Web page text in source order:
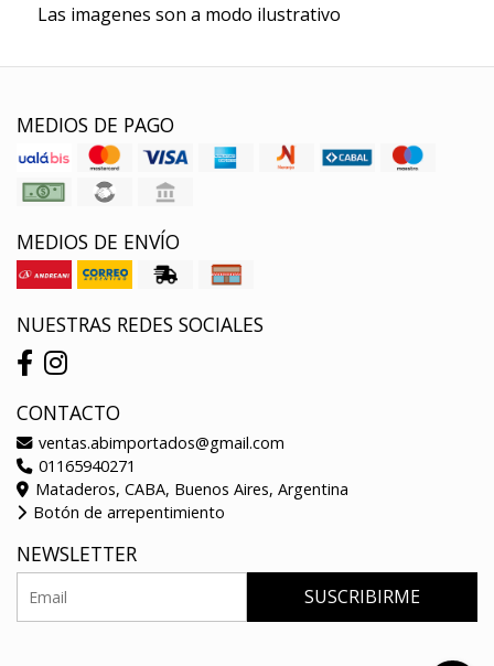
Las imagenes son a modo ilustrativo
MEDIOS DE PAGO
MEDIOS DE ENVÍO
NUESTRAS REDES SOCIALES
CONTACTO
ventas.abimportados@gmail.com
01165940271
Mataderos, CABA, Buenos Aires, Argentina
Botón de arrepentimiento
NEWSLETTER
SUSCRIBIRME